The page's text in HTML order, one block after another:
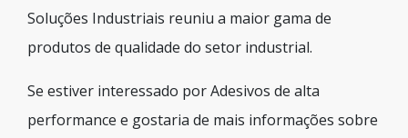
Soluções Industriais reuniu a maior gama de
produtos de qualidade do setor industrial.
Se estiver interessado por Adesivos de alta
performance e gostaria de mais informações sobre